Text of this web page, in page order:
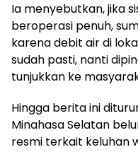
Ia menyebutkan, jika
beroperasi penuh,
karena debit air di
sudah pasti, nanti
tunjukkan ke
Hingga berita ini
Minahasa Selatan
resmi terkait keluhan